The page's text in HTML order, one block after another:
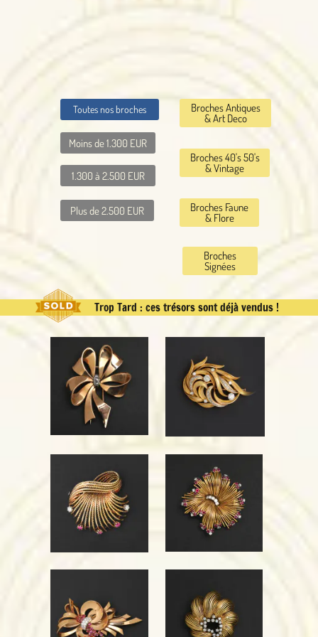
Broches Antiques
& Art Deco
Broches
Signées
Broches 40's 50's
& Vintage
Broches Faune
& Flore
Toutes nos broches
Moins de 1.300 EUR
1.300 à 2.500 EUR
Plus de 2.500 EUR
Trop Tard : ces trésors sont déjà vendus !